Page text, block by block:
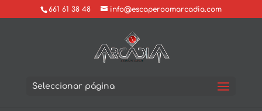
661 61 38 48 info@escaperoomarcadia.com
Seleccionar página